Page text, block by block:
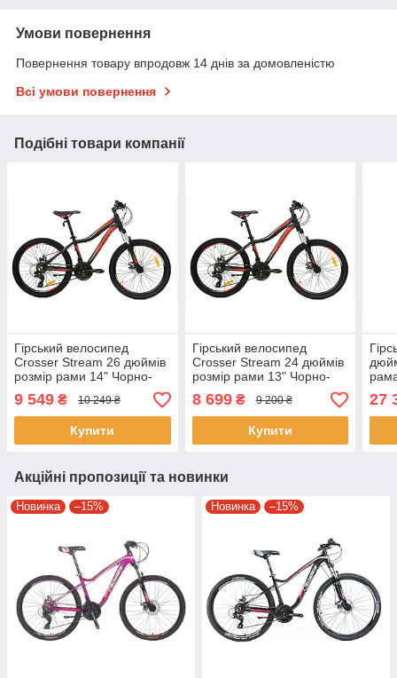
Умови повернення
Повернення товару впродовж 14 днів за домовленістю
Всі умови повернення
Подібні товари компанії
Гірський велосипед
Crosser Stream 26 дюймів
розмір рами 14" Чорно-
червоний
9 549 ₴ 10 249 ₴
Купити
Гірський велосипед
Crosser Stream 24 дюймів
розмір рами 13" Чорно-
червоний
8 699₴ 9 200 ₴
Купити
27
Акційні пропозиції та новинки
Новинка –15% Новинка –15%